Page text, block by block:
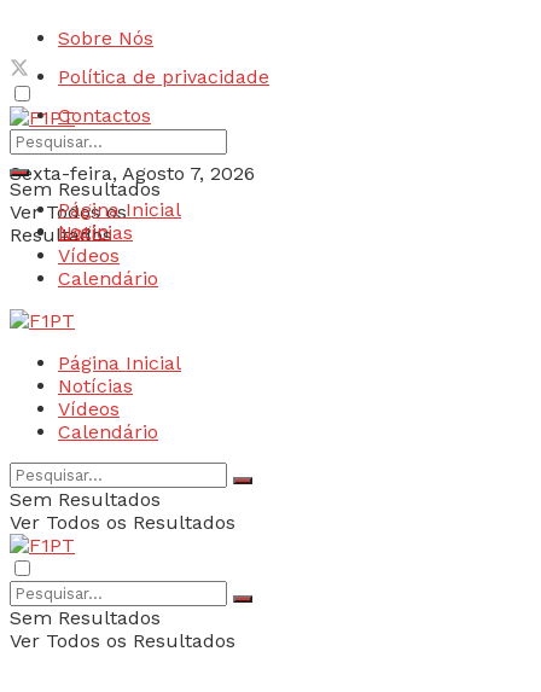
Sobre Nós
Política de privacidade
Contactos
Sexta-feira, Agosto 7, 2026
Login
Sem Resultados
Ver Todos os
Resultados
Página Inicial
Notícias
Vídeos
Calendário
Página Inicial
Notícias
Vídeos
Calendário
Sem Resultados
Ver Todos os Resultados
Sem Resultados
Ver Todos os Resultados